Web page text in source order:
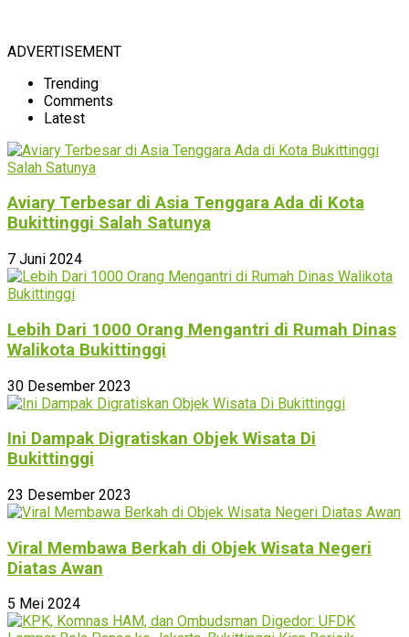
ADVERTISEMENT
Trending
Comments
Latest
Aviary Terbesar di Asia Tenggara Ada di Kota
Bukittinggi Salah Satunya
7 Juni 2024
Lebih Dari 1000 Orang Mengantri di Rumah Dinas
Walikota Bukittinggi
30 Desember 2023
Ini Dampak Digratiskan Objek Wisata Di
Bukittinggi
23 Desember 2023
Viral Membawa Berkah di Objek Wisata Negeri
Diatas Awan
5 Mei 2024